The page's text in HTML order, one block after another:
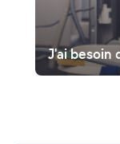
J'ai besoin